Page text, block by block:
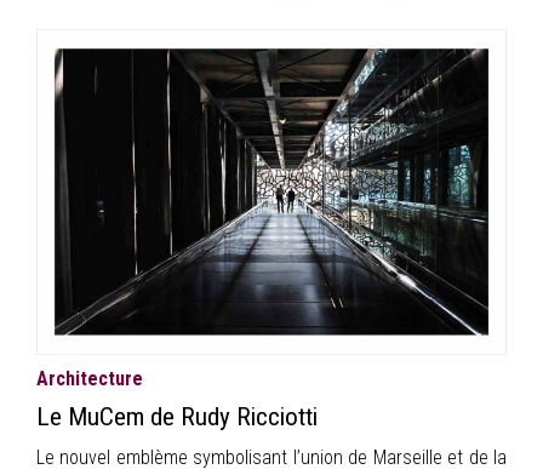
PATRIMOINE
REPORTAGE
PORTFOLIO
CONTACT
Architecture
Le MuCem de Rudy Ricciotti
Le nouvel emblème symbolisant l’union de Marseille et de la